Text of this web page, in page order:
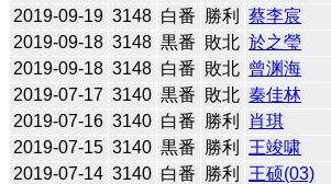
2019-09-19 3148 白番 勝利 蔡李宸
2019-09-18 3148 黒番 敗北 於之瑩
2019-09-18 3148 白番 敗北 曾渊海
2019-07-17 3140 黒番 敗北 秦佳林
2019-07-16 3140 白番 勝利 肖琪
2019-07-15 3140 黒番 勝利 王竣啸
2019-07-14 3140 白番 勝利 王硕(03)